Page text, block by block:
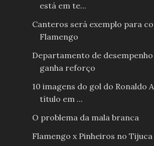
está em te...
Canteros será exemplo para
Flamengo
Departamento de
ganha reforço
10 imagens do gol do Ronaldo
título em ...
O problema da mala branca
Flamengo x Pinheiros no